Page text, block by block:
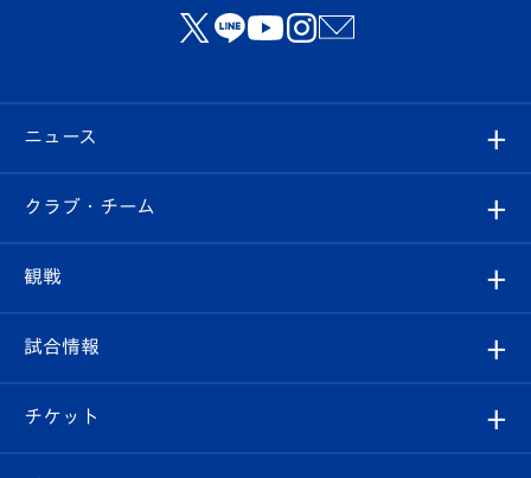
ニュース
すべて
クラブ
試合情報
クラブ・チーム
クラブ概要
エンブレム紹介
観戦
観戦ルール
はじめての観戦ガイド
試合情報
試合日程/結果
チケット